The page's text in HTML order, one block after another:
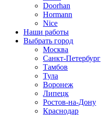
Doorhan
Hormann
Nice
Наши работы
Выбрать город
Москва
Санкт-Петербург
Тамбов
Тула
Воронеж
Липецк
Ростов-на-Дону
Краснодар